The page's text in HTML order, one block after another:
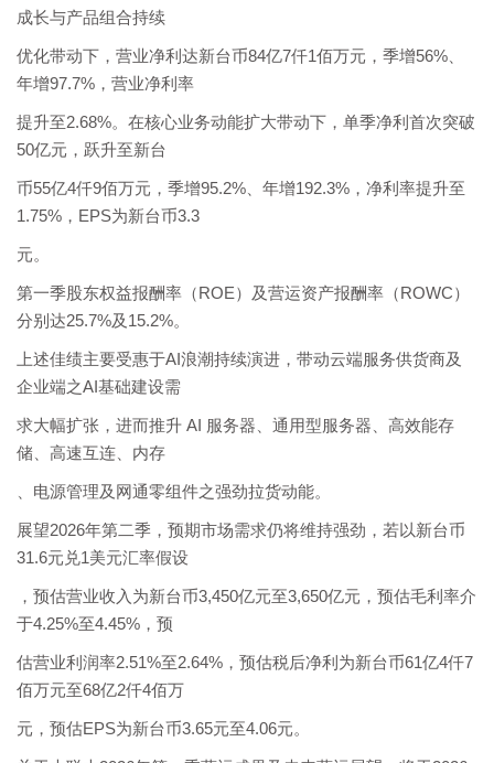
成长与产品组合持续
优化带动下，营业净利达新台币84亿7仟1佰万元，季增56%、
年增97.7%，营业净利率
提升至2.68%。在核心业务动能扩大带动下，单季净利首次突破
50亿元，跃升至新台
币55亿4仟9佰万元，季增95.2%、年增192.3%，净利率提升至
1.75%，EPS为新台币3.3
元。
第一季股东权益报酬率（ROE）及营运资产报酬率（ROWC）
分别达25.7%及15.2%。
上述佳绩主要受惠于AI浪潮持续演进，带动云端服务供货商及
企业端之AI基础建设需
求大幅扩张，进而推升 AI 服务器、通用型服务器、高效能存
储、高速互连、内存
、电源管理及网通零组件之强劲拉货动能。
展望2026年第二季，预期市场需求仍将维持强劲，若以新台币
31.6元兑1美元汇率假设
，预估营业收入为新台币3,450亿元至3,650亿元，预估毛利率介
于4.25%至4.45%，预
估营业利润率2.51%至2.64%，预估税后净利为新台币61亿4仟7
佰万元至68亿2仟4佰万
元，预估EPS为新台币3.65元至4.06元。